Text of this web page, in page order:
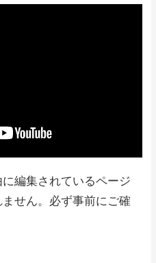
編集されているページ
せん。必ず事前にご確